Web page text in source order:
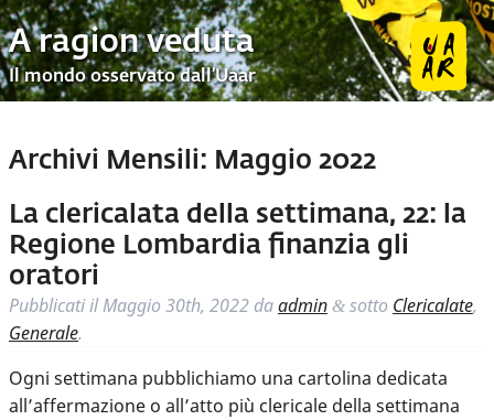
A ragion veduta
Il mondo osservato dall’Uaar
Archivi Mensili: Maggio 2022
La clericalata della settimana, 22: la
Regione Lombardia finanzia gli
oratori
Pubblicati ilMaggio 30th, 2022 daadmin & sotto Clericalate,
Generale.
Ogni settimana pubblichiamo una cartolina dedicata
all’affermazione o all’atto più clericale della settimana